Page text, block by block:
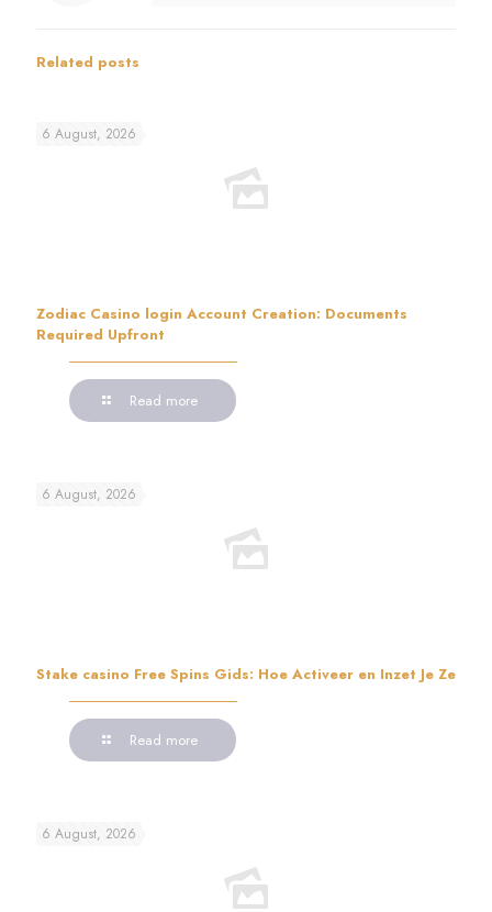
Related posts
6 August, 2026
Zodiac Casino login Account Creation: Documents
Required Upfront
Read more
6 August, 2026
Stake casino Free Spins Gids: Hoe Activeer en Inzet Je Ze
Read more
6 August, 2026